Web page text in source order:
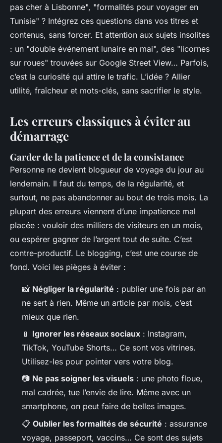
pas cher à Lisbonne", "formalités pour voyager en
Tunisie" ? Intégrez ces questions dans vos titres et
contenus, sans forcer. Et attention aux sujets insolites
: un "double événement lunaire en mai", des "licornes
sur roues" trouvées sur Google Street View… Parfois,
c’est la curiosité qui attire le trafic. L’idée ? Allier
utilité, fraîcheur et mots-clés, sans sacrifier le style.
Les erreurs classiques à éviter au
démarrage
Garder de la patience et de la consistance
Personne ne devient blogueur de voyage du jour au
lendemain. Il faut du temps, de la régularité, et
surtout, ne pas abandonner au bout de trois mois. La
plupart des erreurs viennent d’une impatience mal
placée : vouloir des milliers de visiteurs en un mois,
ou espérer gagner de l’argent tout de suite. C’est
contre-productif. Le blogging, c’est une course de
fond. Voici les pièges à éviter :
📸 Négliger la régularité : publier une fois par an
ne sert à rien. Même un article par mois, c’est
mieux que rien.
📱 Ignorer les réseaux sociaux : Instagram,
TikTok, YouTube Shorts… Ce sont vos vitrines.
Utilisez-les pour pointer vers votre blog.
📷 Ne pas soigner les visuels : une photo floue,
mal cadrée, tue l’envie de lire. Même avec un
smartphone, on peut faire de belles images.
📋 Oublier les formalités de sécurité : assurance
voyage, passeport, vaccins… Ce sont des sujets